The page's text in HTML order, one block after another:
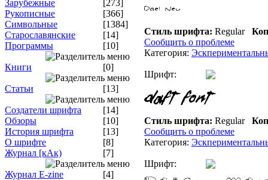
Зарубежные
[273]
Рукописные
[366]
Символьные
[1384]
Старославянские
[14]
Программы
[10]
Книги [0]
Статьи [13]
Создатели шрифта
[14]
Обзоры
[10]
История шрифта
[13]
О шрифте
[8]
Журнал [кАк)
[7]
Журнал E-zine [4]
Стиль шрифта: Regular
Сообщить о проблеме
Категория:
Шрифт:
Стиль шрифта: Regular
Сообщить о проблеме
Категория:
Шрифт: